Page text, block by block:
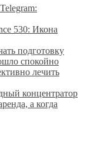
530: Икона
подготовку
спокойно
лечить
концентратор
а когда